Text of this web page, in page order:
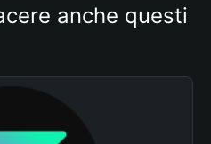
anche questi